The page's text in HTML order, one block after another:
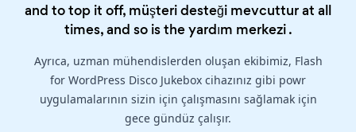
and to top it off, müşteri desteği mevcuttur at all
times, and so is theyardım merkezi.
Ayrıca, uzman mühendislerden oluşan ekibimiz, Flash
for WordPress Disco Jukebox cihazınız gibi powr
uygulamalarının sizin için çalışmasını sağlamak için
gece gündüz çalışır.